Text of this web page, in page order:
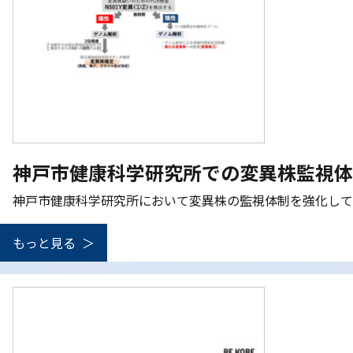
YouTube動画
実績
ご支援のお願い
神戸市健康科学研究所での変異株監視
神戸市健康科学研究所において変異株の監視体制を強化し
もっと見る